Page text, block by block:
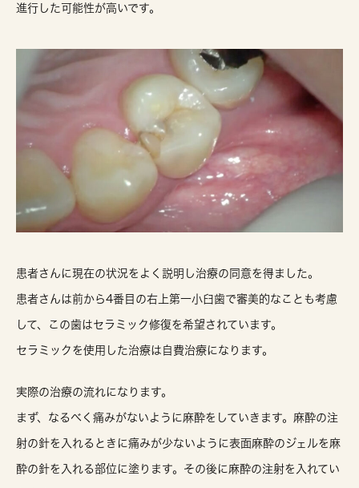
進行した可能性が高いです。
患者さんに現在の状況をよく説明し治療の同意を得ました。
患者さんは前から4番目の右上第一小臼歯で審美的なことも考慮
して、この歯はセラミック修復を希望されています。
セラミックを使用した治療は自費治療になります。
実際の治療の流れになります。
まず、なるべく痛みがないように麻酔をしていきます。麻酔の注
射の針を入れるときに痛みが少ないように表面麻酔のジェルを麻
酔の針を入れる部位に塗ります。その後に麻酔の注射を入れてい